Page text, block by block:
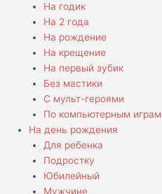
На годик
На 2 года
На рождение
На крещение
На первый зубик
Без мастики
С мульт-героями
По компьютерным играм
На день рождения
Для ребенка
Подростку
Юбилейный
Мужчине